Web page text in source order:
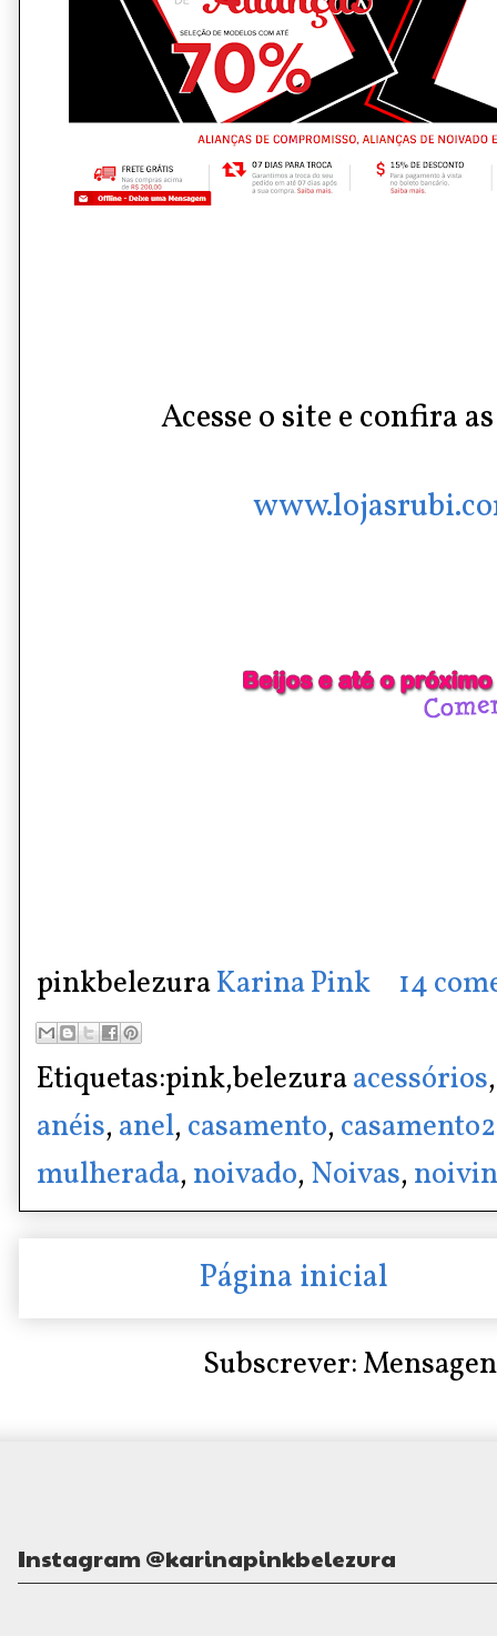
Acesse o site e confira
pinkbelezuraKarina Pink 14
Etiquetas:pink,belezuraacessórios
anéis, anel, casamento,
mulherada, noivado, Noivas,
Página inicial
Subscrever:
Instagram @karinapinkbelezura